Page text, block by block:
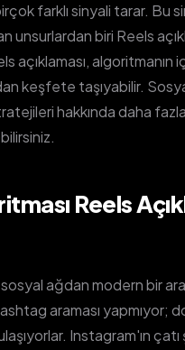
farklı sinyali tarar. Bu
biri Reels
açıklaması, algoritmanın
keşfete taşıyabilir.
hakkında daha
Reels
ağdan modern bir
araması
Instagram'ın